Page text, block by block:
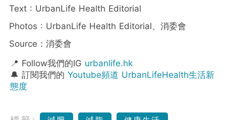
Text : UrbanLife Health Editorial
Photos : UrbanLife Health Editorial、消委會
Source：消委會
📍 Follow我們的IG urbanlife.hk
🔔 訂閱我們的 Youtube頻道 UrbanLifeHealth生活新
態度